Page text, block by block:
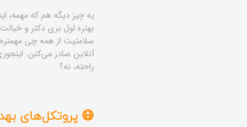
یه چیز دیگه هم که مهمه،
بهتره اول بری دکتر و
سلامتیت از همه چی مهمتره.
آنلاین صادر می‌کنن.
راحته، نه؟
😷 پروتکل‌های